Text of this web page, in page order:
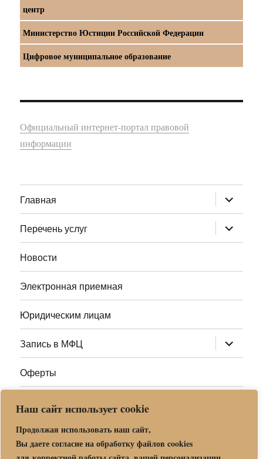
Наш сайт использует cookie
Продолжая использовать наш сайт,
Вы даете согласие на обработку файлов cookies
центр
Министерство Юстиции Российской Федерации
Цифровое муниципальное образование
Официальный интернет-портал правовой
информации
Главная раскрыть
дочернее
меню
Перечень услуг
раскрыть
дочернее
меню
Новости
Электронная приемная
Юридическим лицам
Запись в МФЦ раскрыть
дочернее
меню
Оферты
Адреса МФЦ МО